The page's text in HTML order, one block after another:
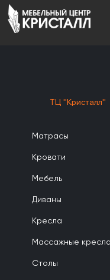
ТЦ "Кристалл"
Матрасы
Кровати
Мебель
Диваны
Кресла
Массажные кресла
Столы